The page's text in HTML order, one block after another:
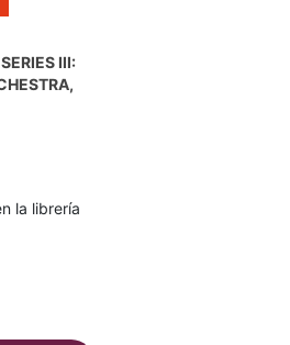
III:
la librería